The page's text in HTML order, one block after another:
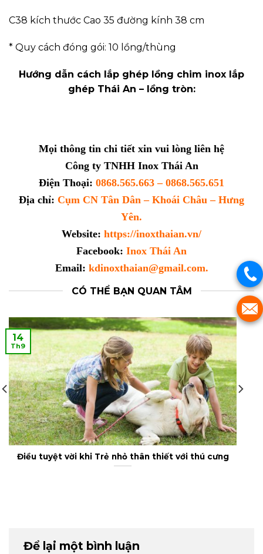
C38 kích thước Cao 35 đường kính 38 cm
* Quy cách đóng gói: 10 lồng/thùng
Hướng dẫn cách lắp ghép lồng chim inox lắp
ghép Thái An – lồng tròn:
Mọi thông tin chi tiết xin vui lòng liên hệ
Công ty TNHH Inox Thái An
Điện Thoại: 0868.565.663 – 0868.565.651
Địa chỉ: Cụm CN Tân Dân – Khoái Châu – Hưng
Yên.
Website: https://inoxthaian.vn/
Facebook: Inox Thái An
Email: kdinoxthaian@gmail.com.
CÓ THỂ BẠN QUAN TÂM
Điều tuyệt vời khi Trẻ nhỏ thân thiết với thú cưng
14
Th9
Để lại một bình luận